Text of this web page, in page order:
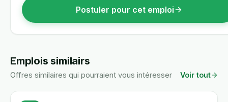
Postuler pour cet emploi
Emplois similairs
Offres similaires qui pourraient vous intéresser Voir tout